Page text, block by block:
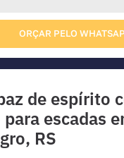
ORÇAR PELO
de espírito
escadas
RS